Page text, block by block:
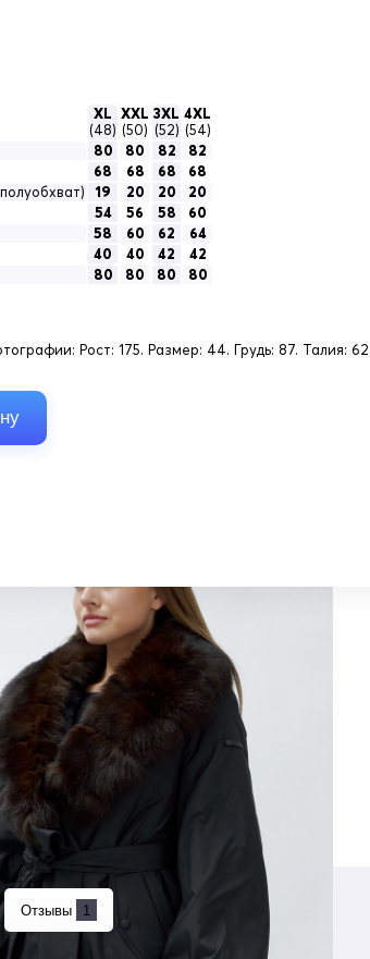
XL
(48)
XXL
(50)
3XL
(52)
4XL
(54)
80 80 82
82
68 68 68
68
19 20 20
20
54 56 58
60
58 60 62
64
40 40 42
42
80 80 80 80
Рост: 175. Размер: 44. Грудь: 87. Талия:
Отзывы 1